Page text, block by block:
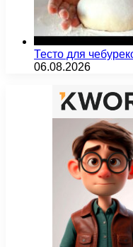
Тесто для
06.08.2026